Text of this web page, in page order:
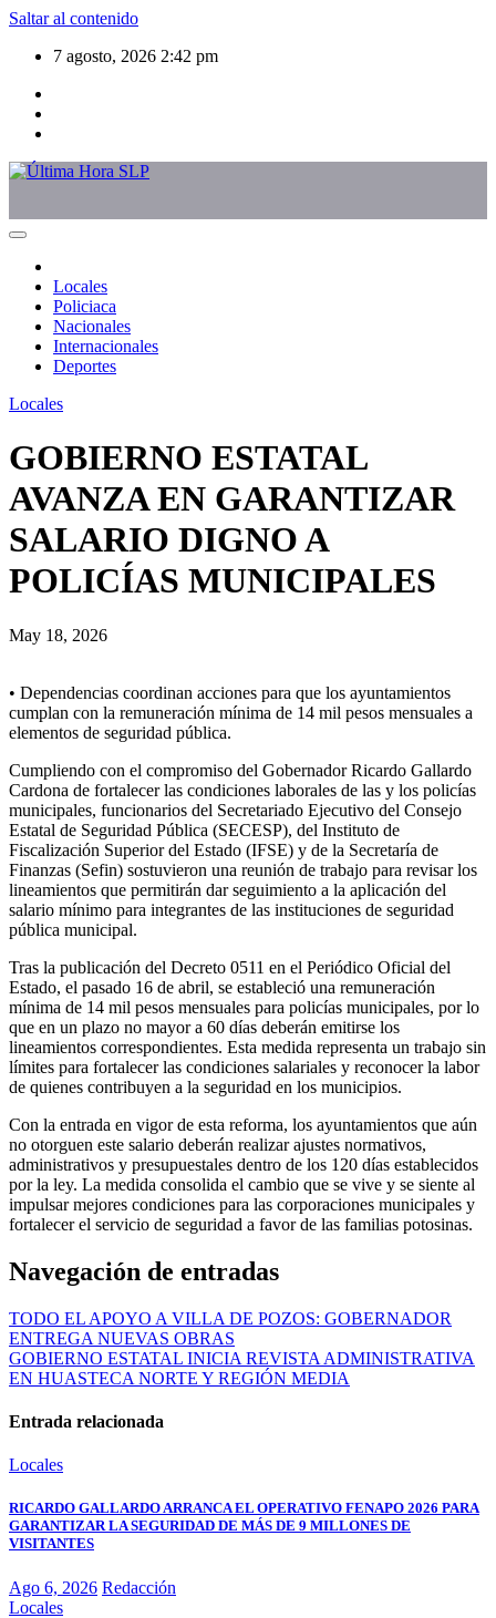
Saltar al contenido
7 agosto, 2026 2:42 pm
Locales
Policiaca
Nacionales
Internacionales
Deportes
Locales
GOBIERNO ESTATAL
AVANZA EN GARANTIZAR
SALARIO DIGNO A
POLICÍAS MUNICIPALES
May 18, 2026
• Dependencias coordinan acciones para que los ayuntamientos
cumplan con la remuneración mínima de 14 mil pesos mensuales a
elementos de seguridad pública.
Cumpliendo con el compromiso del Gobernador Ricardo Gallardo
Cardona de fortalecer las condiciones laborales de las y los policías
municipales, funcionarios del Secretariado Ejecutivo del Consejo
Estatal de Seguridad Pública (SECESP), del Instituto de
Fiscalización Superior del Estado (IFSE) y de la Secretaría de
Finanzas (Sefin) sostuvieron una reunión de trabajo para revisar los
lineamientos que permitirán dar seguimiento a la aplicación del
salario mínimo para integrantes de las instituciones de seguridad
pública municipal.
Tras la publicación del Decreto 0511 en el Periódico Oficial del
Estado, el pasado 16 de abril, se estableció una remuneración
mínima de 14 mil pesos mensuales para policías municipales, por lo
que en un plazo no mayor a 60 días deberán emitirse los
lineamientos correspondientes. Esta medida representa un trabajo sin
límites para fortalecer las condiciones salariales y reconocer la labor
de quienes contribuyen a la seguridad en los municipios.
Con la entrada en vigor de esta reforma, los ayuntamientos que aún
no otorguen este salario deberán realizar ajustes normativos,
administrativos y presupuestales dentro de los 120 días establecidos
por la ley. La medida consolida el cambio que se vive y se siente al
impulsar mejores condiciones para las corporaciones municipales y
fortalecer el servicio de seguridad a favor de las familias potosinas.
Navegación de entradas
TODO EL APOYO A VILLA DE POZOS: GOBERNADOR
ENTREGA NUEVAS OBRAS
GOBIERNO ESTATAL INICIA REVISTA ADMINISTRATIVA
EN HUASTECA NORTE Y REGIÓN MEDIA
Entrada relacionada
Locales
RICARDO GALLARDO ARRANCA EL OPERATIVO FENAPO 2026 PARA
GARANTIZAR LA SEGURIDAD DE MÁS DE 9 MILLONES DE
VISITANTES
Ago 6, 2026 Redacción
Locales